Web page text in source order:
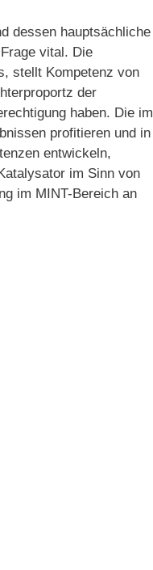
dessen hauptsächliche
vital. Die
stellt Kompetenz von
der
haben. Die im
profitieren und in
entwickeln,
im Sinn von
im MINT-Bereich an